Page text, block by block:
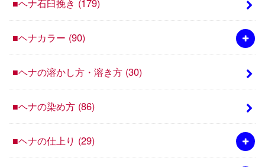
■ヘナ石臼挽き (179)
■ヘナカラー (90)
■ヘナの溶かし方・溶き方 (30)
■ヘナの染め方 (86)
■ヘナの仕上り (29)